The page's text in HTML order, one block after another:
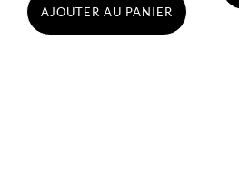
AJOUTER AU PANIER